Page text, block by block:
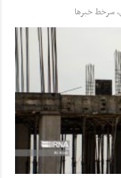
,سرخط خبرها